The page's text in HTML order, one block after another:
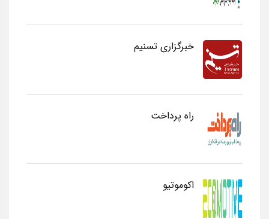
خبرگزاری تسنیم
راه پرداخت
اکوموتیو